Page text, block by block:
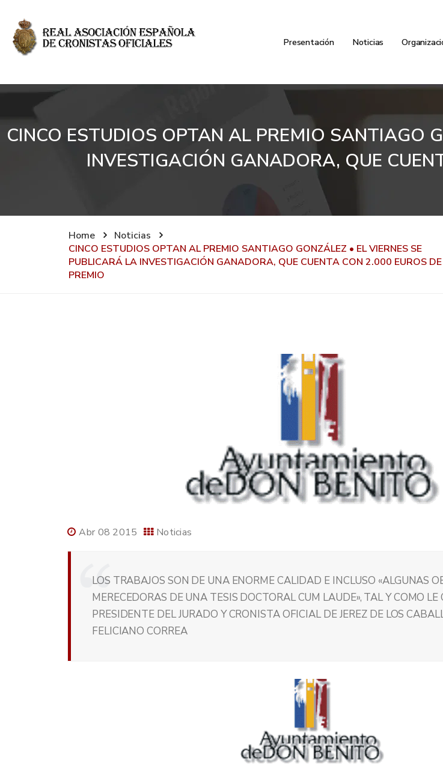
Presentación Noticias
CINCO ESTUDIOS OPTAN AL PREMIO SANTIAGO
INVESTIGACIÓN GANADORA, QUE
Home
Noticias
CINCO ESTUDIOS OPTAN AL PREMIO SANTIAGO GONZÁLEZ • EL VIERNES SE
PUBLICARÁ LA INVESTIGACIÓN GANADORA, QUE CUENTA CON 2.000 EUROS DE
PREMIO
Abr 08 2015 Noticias
LOS TRABAJOS SON DE UNA ENORME CALIDAD E INCLUSO «ALGUNAS
MERECEDORAS DE UNA TESIS DOCTORAL CUM LAUDE», TAL Y COMO LE
PRESIDENTE DEL JURADO Y CRONISTA OFICIAL DE JEREZ DE LOS
FELICIANO CORREA